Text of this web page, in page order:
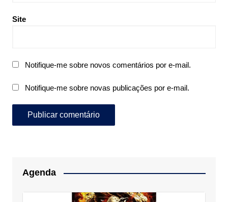
Site
Notifique-me sobre novos comentários por e-mail.
Notifique-me sobre novas publicações por e-mail.
Agenda